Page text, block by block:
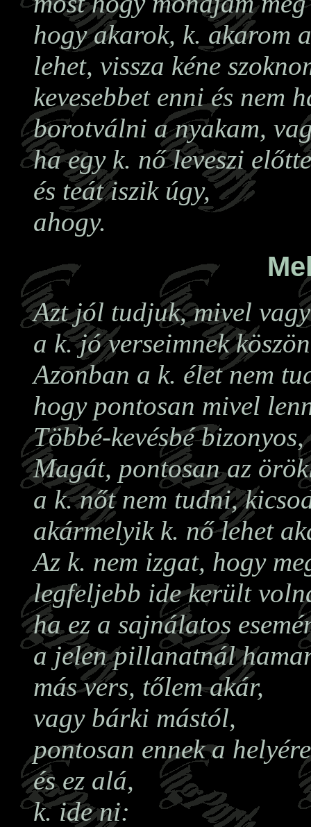
hogy akarok, k. akarom
lehet, vissza kéne
kevesebbet enni és nem
borotválni a nyakam,
ha egy k. nő leveszi
és teát iszik úgy,
ahogy.
Azt jól tudjuk, mivel
a k. jó verseimnek
Azonban a k. élet nem
hogy pontosan mivel
Többé-kevésbé
Magát, pontosan az
a k. nőt nem tudni,
akármelyik k. nő lehet
Az k. nem izgat, hogy
legfeljebb ide került
ha ez a sajnálatos
a jelen pillanatnál
más vers, tőlem akár,
vagy bárki mástól,
pontosan ennek a
és ez alá,
k. ide ni: